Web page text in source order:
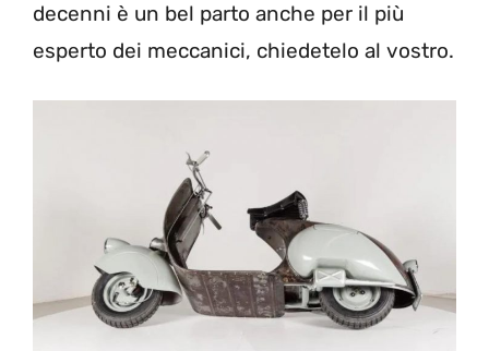
decenni è un bel parto anche per il più
esperto dei meccanici, chiedetelo al vostro.